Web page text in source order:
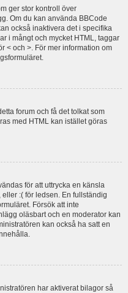
ger stor kontroll över
Om du kan använda BBCode
också inaktivera det i specifika
i mångt och mycket HTML, taggar
< och >. För mer information om
forum och få det tolkat som
med HTML kan istället göras
för att uttrycka en känsla
:( för ledsen. En fullständig
Försök att inte
oläsbart och en moderator kan
kan också ha satt en
har aktiverat bilagor så